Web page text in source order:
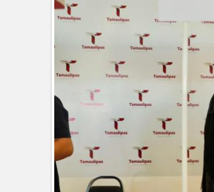
CARMEN LILIA
Entrega SEBIEN
FORTALECE
Llama Carlos
Coordinan la SST
EXHORTA
DURANTE EL
"Jefes de Familia",
Supervisa rector
Ciudad Victoria
Agiliza el ITAVU
Tamaulipas
GOBIERNO
CALOR
Intensificó